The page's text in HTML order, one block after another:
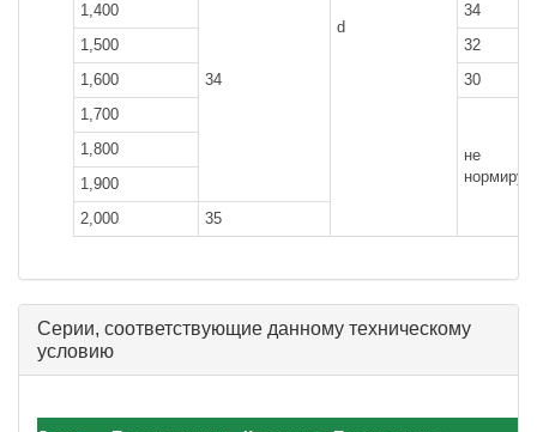
d
34
1,400
34
1,500
32
1,600
30
1,700
не
1,800
1,900
2,000
35
Серии, соответствующие данному техническому
условию